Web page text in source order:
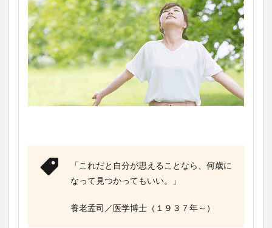
「これだと自分が思えることなら、何歳に
なって見つかってもいい。」
養老孟司／医学博士（１９３７年～）